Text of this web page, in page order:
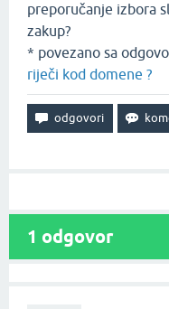
preporučanje izbora
zakup?
* povezano sa
riječi kod domene ?
1 odgovor